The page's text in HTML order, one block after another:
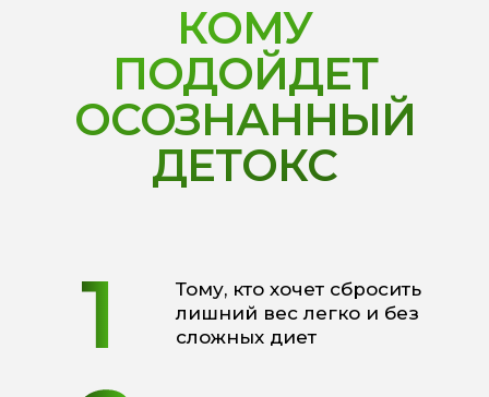
КОМУ
ПОДОЙДЕТ
ОСОЗНАННЫЙ
ДЕТОКС
Тому, кто хочет сбросить
лишний вес легко и без
сложных диет